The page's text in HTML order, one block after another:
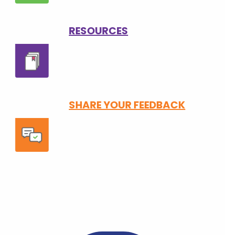
RESOURCES
SHARE YOUR FEEDBACK